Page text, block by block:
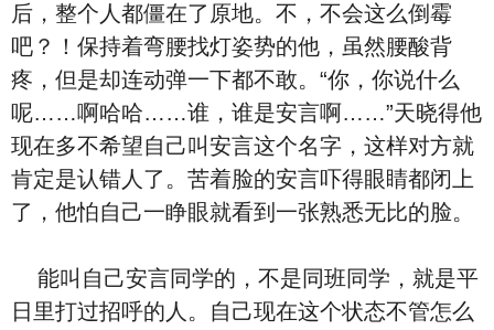
后，整个人都僵在了原地。不，不会这么倒霉
吧？！保持着弯腰找灯姿势的他，虽然腰酸背
疼，但是却连动弹一下都不敢。“你，你说什么
呢……啊哈哈……谁，谁是安言啊……”天晓得他
现在多不希望自己叫安言这个名字，这样对方就
肯定是认错人了。苦着脸的安言吓得眼睛都闭上
了，他怕自己一睁眼就看到一张熟悉无比的脸。
能叫自己安言同学的，不是同班同学，就是平
日里打过招呼的人。自己现在这个状态不管怎么